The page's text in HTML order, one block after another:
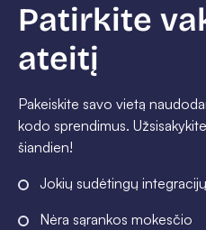
Patirkite
ateitį
Pakeiskite savo vietą
kodo sprendimus.
šiandien!
Jokių sudėtingų integracijų
Nėra sąrankos mokesčio